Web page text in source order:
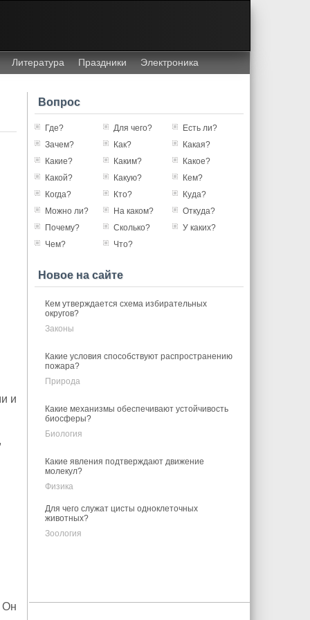
Литература Праздники Электроника
и
Он
Вопрос
Где? Для чего?
Есть ли?
Зачем?
Как?
Какая?
Какие?
Каким?
Какое?
Какой?
Какую?
Кем?
Когда?
Кто?
Куда?
Можно ли?
На каком?
Откуда?
Почему?
Сколько?
У каких?
Чем?
Что?
Новое на сайте
Кем утверждается схема избирательных
округов?
Законы
Какие условия способствуют распространению
пожара?
Природа
Какие механизмы обеспечивают устойчивость
биосферы?
Биология
Какие явления подтверждают движение
молекул?
Физика
Для чего служат цисты одноклеточных
животных?
Зоология